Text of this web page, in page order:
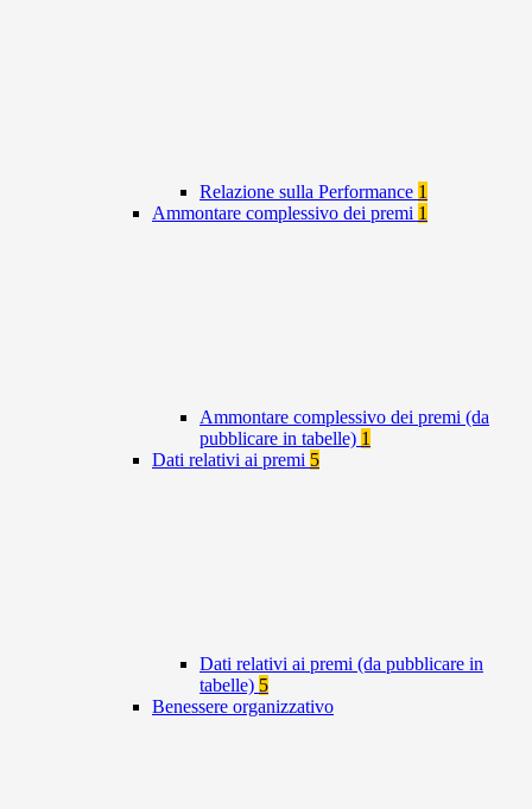
Relazione sulla Performance 1
Ammontare complessivo dei premi 1
Ammontare complessivo dei premi (da
pubblicare in tabelle) 1
Dati relativi ai premi 5
Dati relativi ai premi (da pubblicare in
tabelle) 5
Benessere organizzativo